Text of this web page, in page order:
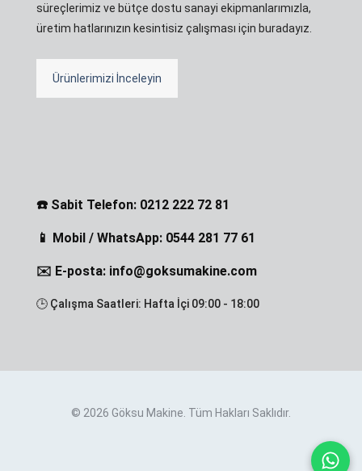
süreçlerimiz ve bütçe dostu sanayi ekipmanlarımızla,
üretim hatlarınızın kesintisiz çalışması için buradayız.
Ürünlerimizi İnceleyin
☎️ Sabit Telefon: 0212 222 72 81
📱 Mobil / WhatsApp: 0544 281 77 61
✉️ E-posta: info@goksumakine.com
🕒 Çalışma Saatleri: Hafta İçi 09:00 - 18:00